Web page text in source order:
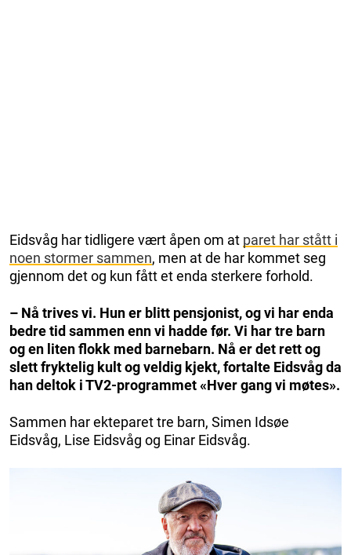
Eidsvåg har tidligere vært åpen om at paret har stått i
noen stormer sammen, men at de har kommet seg
gjennom det og kun fått et enda sterkere forhold.
– Nå trives vi. Hun er blitt pensjonist, og vi har enda
bedre tid sammen enn vi hadde før. Vi har tre barn
og en liten flokk med barnebarn. Nå er det rett og
slett fryktelig kult og veldig kjekt, fortalte Eidsvåg da
han deltok i TV2-programmet «Hver gang vi møtes».
Sammen har ekteparet tre barn, Simen Idsøe
Eidsvåg, Lise Eidsvåg og Einar Eidsvåg.